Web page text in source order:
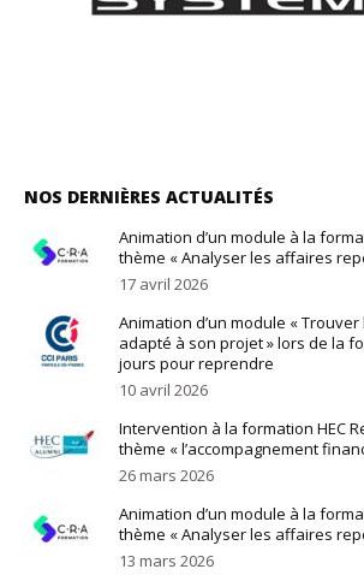
NOS DERNIÈRES ACTUALITÉS
Animation d’un module à la
thème « Analyser les affaires
17 avril 2026
Animation d’un module «
adapté à son projet » lors de la
jours pour reprendre
10 avril 2026
Intervention à la formation HEC
thème « l’accompagnement
26 mars 2026
Animation d’un module à la
thème « Analyser les affaires
13 mars 2026